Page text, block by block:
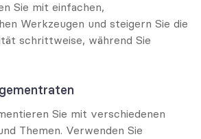
Sie mit einfachen,
Werkzeugen und steigern Sie die
schrittweise, während Sie
Sie mit verschiedenen
Themen. Verwenden Sie